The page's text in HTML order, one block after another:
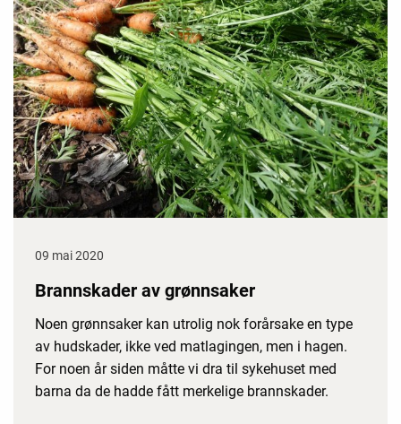
09 mai 2020
Brannskader av grønnsaker
Noen grønnsaker kan utrolig nok forårsake en type
av hudskader, ikke ved matlagingen, men i hagen.
For noen år siden måtte vi dra til sykehuset med
barna da de hadde fått merkelige brannskader.